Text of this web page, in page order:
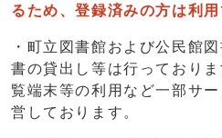
るため、登録済みの方は利用
・町立図書館および公民館
書の貸出し等は行っており
覧端末等の利用など一部サ
営しております。